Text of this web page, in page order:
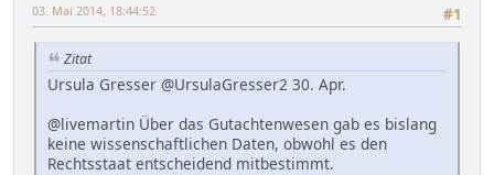
#1
03. Mai 2014, 18:44:52
Zitat
Ursula Gresser ‏@UrsulaGresser2 30. Apr.
@livemartin Über das Gutachtenwesen gab es bislang
keine wissenschaftlichen Daten, obwohl es den
Rechtsstaat entscheidend mitbestimmt.